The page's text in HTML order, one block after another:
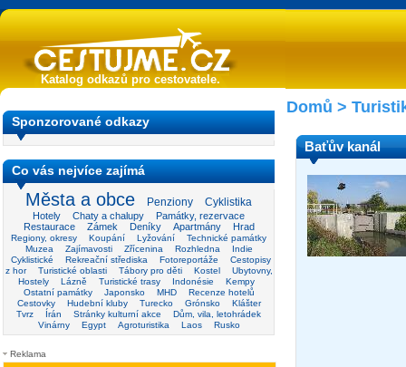
Katalog odkazů pro cestovatele.
Sponzorované odkazy
Co vás nejvíce zajímá
Města a obce Penziony Cyklistika
Hotely Chaty a chalupy
Památky, rezervace
Restaurace
Zámek Deníky Apartmány Hrad
Regiony, okresy Koupání Lyžování
Technické památky
Muzea
Zajímavosti Zřícenina Rozhledna
Indie
Cyklistické
Rekreační střediska Fotoreportáže
Cestopisy
z hor
Turistické oblasti Tábory pro děti Kostel
Ubytovny,
Hostely
Lázně Turistické trasy Indonésie
Kempy
Ostatní památky
Japonsko MHD
Recenze hotelů
Cestovky
Hudební kluby Turecko Grónsko
Klášter
Tvrz
Írán Stránky kulturní akce
Dům, vila, letohrádek
Vinárny
Egypt Agroturistika Laos Rusko
Reklama
Domů >
Baťův kanál